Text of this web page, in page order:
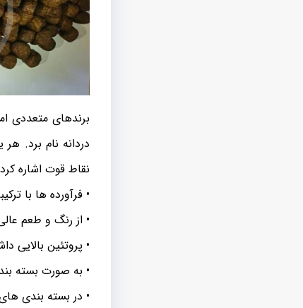
برندهای متعددی
دردانه نام برد.
نقاط قوت اشاره
• فرآورده ها با
• از رنگ و طعم
• پروتئین بالایی
• به صورت بسته
• در بسته بندی